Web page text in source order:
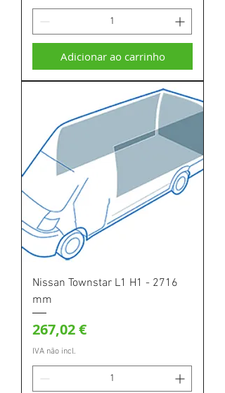
Adicionar ao carrinho
Nissan Townstar L1 H1 - 2716
mm
Preço
267,02 €
IVA não incl.